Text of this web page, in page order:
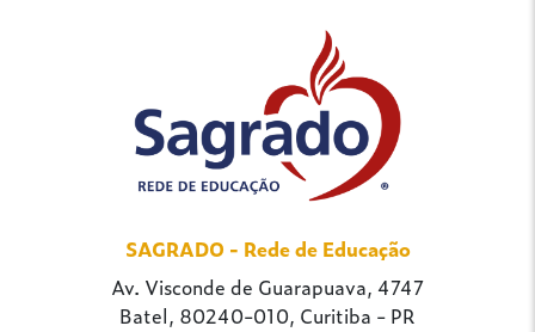
SAGRADO - Rede de Educação
Av. Visconde de Guarapuava, 4747
Batel, 80240-010, Curitiba - PR